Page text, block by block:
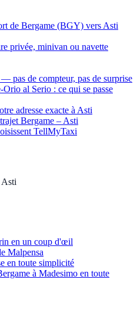
de Bergame (BGY) vers Asti
privée, minivan ou navette
pas de compteur, pas de surprise
al Serio : ce qui se passe
adresse exacte à Asti
Bergame – Asti
TellMyTaxi
Asti
en un coup d'œil
Malpensa
en toute simplicité
à Madesimo en toute